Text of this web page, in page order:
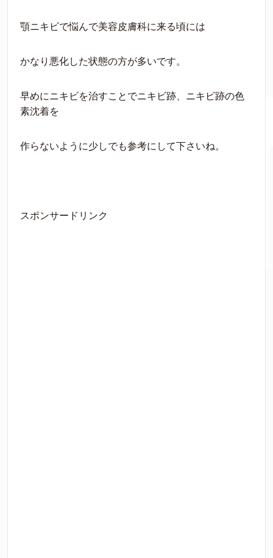
顎ニキビで悩んで美容皮膚科に来る頃には
かなり悪化した状態の方が多いです。
早めにニキビを治すことでニキビ跡、ニキビ跡の色
素沈着を
作らないように少しでも参考にして下さいね。
スポンサードリンク